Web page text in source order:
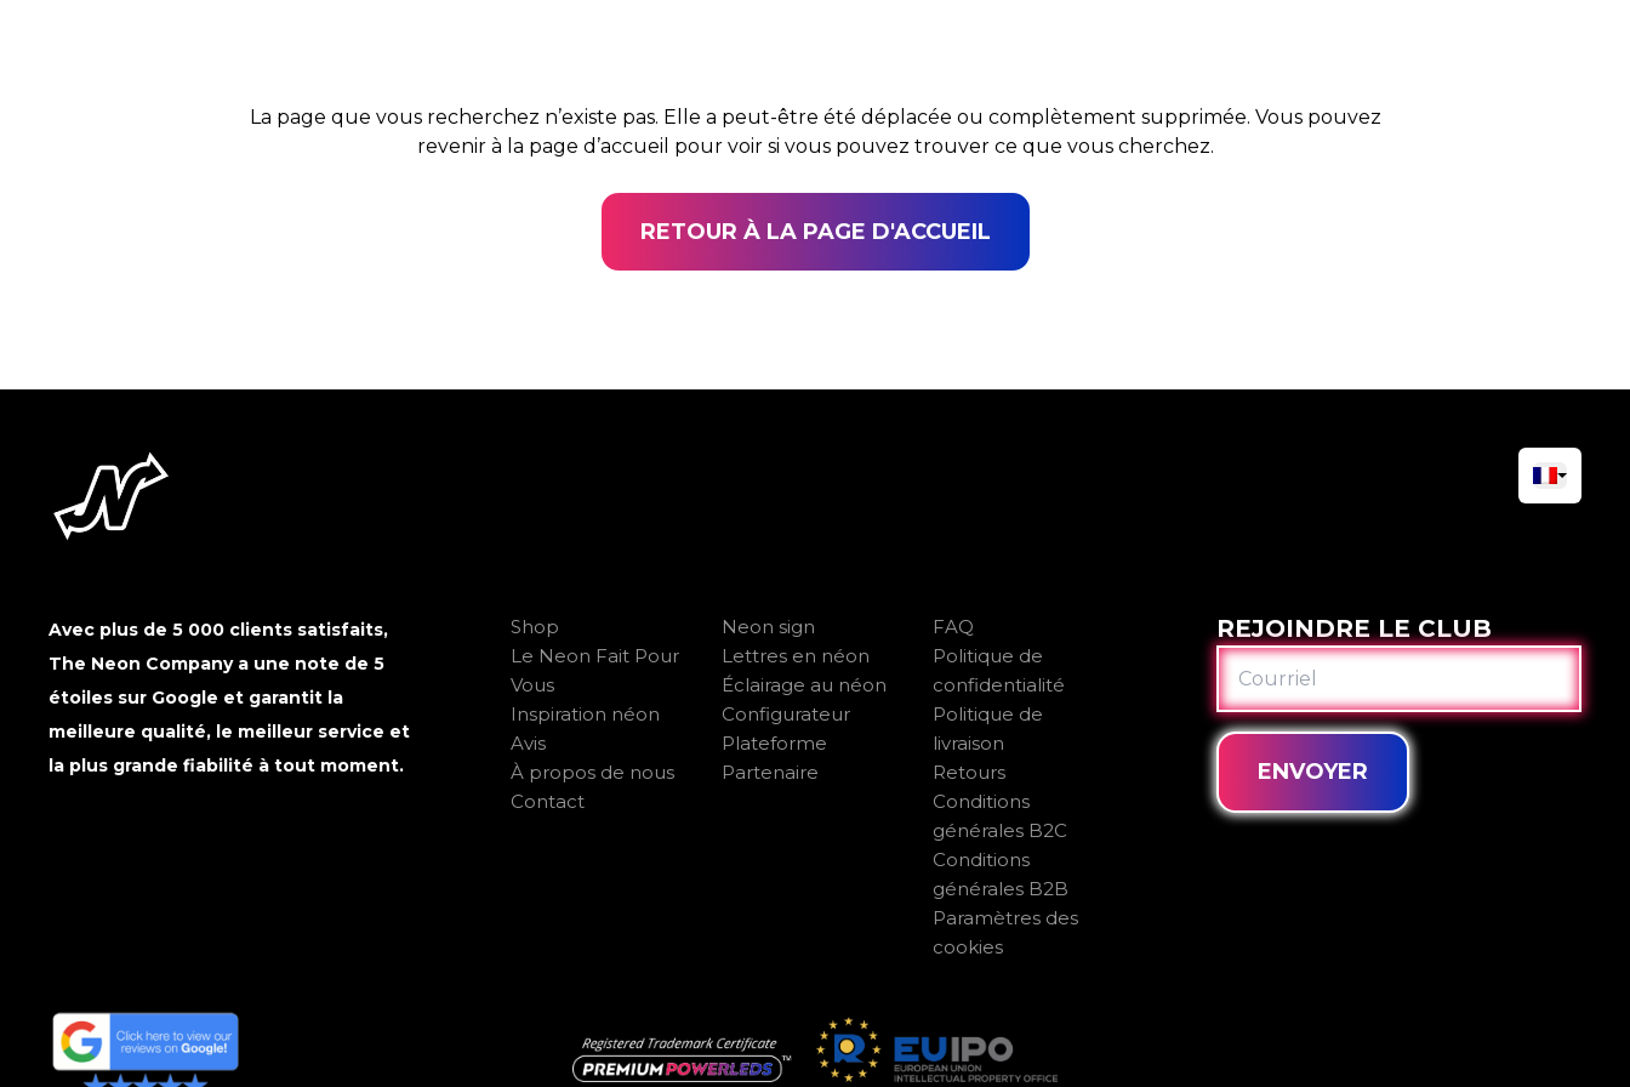
La page que vous recherchez n’existe pas. Elle a peut-être été déplacée ou complètement supprimée. Vous pouvez
revenir à la page d’accueil pour voir si vous pouvez trouver ce que vous cherchez.
RETOUR À LA PAGE D'ACCUEIL
Avec plus de 5 000 clients satisfaits,
The Neon Company a une note de 5
étoiles sur Google et garantit la
meilleure qualité, le meilleur service et
la plus grande fiabilité à tout moment.
Shop
Le Neon Fait Pour
Vous
Inspiration néon
Avis
À propos de nous
Contact
Neon sign
Lettres en néon
Éclairage au néon
Configurateur
Plateforme
Partenaire
FAQ
Politique de
confidentialité
Politique de
livraison
Retours
Conditions
générales B2C
Conditions
générales B2B
Paramètres des
cookies
REJOINDRE LE CLUB
COURRIEL
ENVOYER